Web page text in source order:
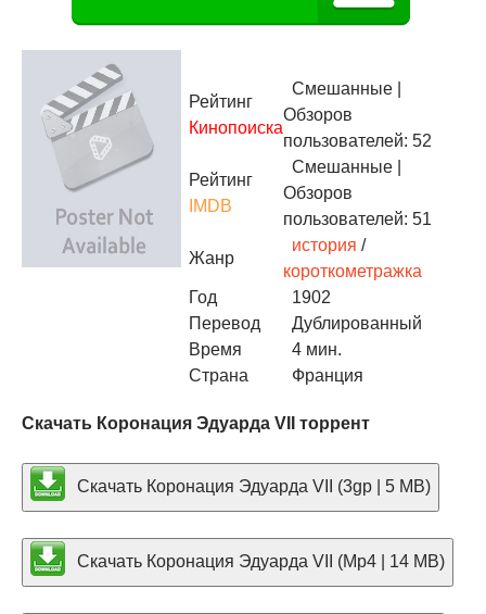
Рейтинг
Кинопоиска
Смешанные
Обзоров
пользователей: 52
Рейтинг
IMDB
Смешанные
Обзоров
пользователей: 51
Жанр
история /
короткометражка
Год
1902
Перевод
Дублированный
Время
4 мин.
Страна
Франция
Скачать Коронация Эдуарда VII торрент
Скачать Коронация Эдуарда VII (3gp | 5 MB)
Скачать Коронация Эдуарда VII (Mp4 | 14 MB)